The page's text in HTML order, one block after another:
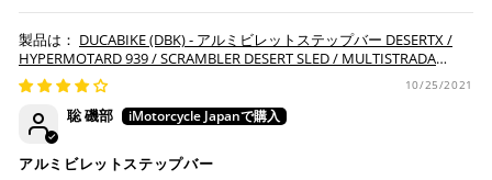
DUCABIKE (DBK) - アルミビレットステップバー DESERTX /
HYPERMOTARD 939 / SCRAMBLER DESERT SLED / MULTISTRADA
ENDURO / V2 / V4
10/25/2021
聡 磯部
アルミビレットステップバー